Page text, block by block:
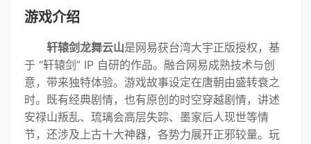
游戏介绍
轩辕剑龙舞云山是网易获台湾大宇正版授权，基
于 “轩辕剑” IP 自研的作品。融合网易成熟技术与创
意，带来独特体验。游戏故事设定在唐朝由盛转衰之
时。既有经典剧情，也有原创的时空穿越剧情，讲述
安禄山叛乱、琉璃会高层失踪、墨家后人现世等情
节，还涉及上古十大神器，各势力展开正邪较量。玩